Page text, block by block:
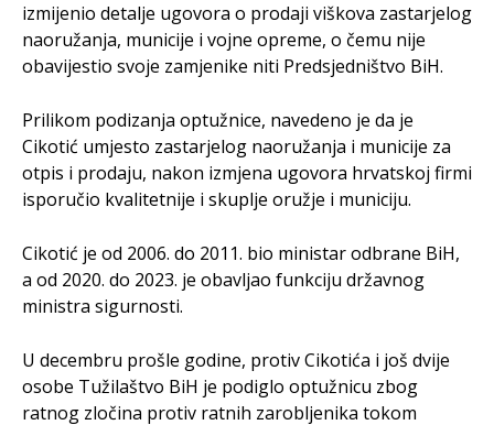
izmijenio detalje ugovora o prodaji viškova zastarjelog
naoružanja, municije i vojne opreme, o čemu nije
obavijestio svoje zamjenike niti Predsjedništvo BiH.
Prilikom podizanja optužnice, navedeno je da je
Cikotić umjesto zastarjelog naoružanja i municije za
otpis i prodaju, nakon izmjena ugovora hrvatskoj firmi
isporučio kvalitetnije i skuplje oružje i municiju.
Cikotić je od 2006. do 2011. bio ministar odbrane BiH,
a od 2020. do 2023. je obavljao funkciju državnog
ministra sigurnosti.
U decembru prošle godine, protiv Cikotića i još dvije
osobe Tužilaštvo BiH je podiglo optužnicu zbog
ratnog zločina protiv ratnih zarobljenika tokom